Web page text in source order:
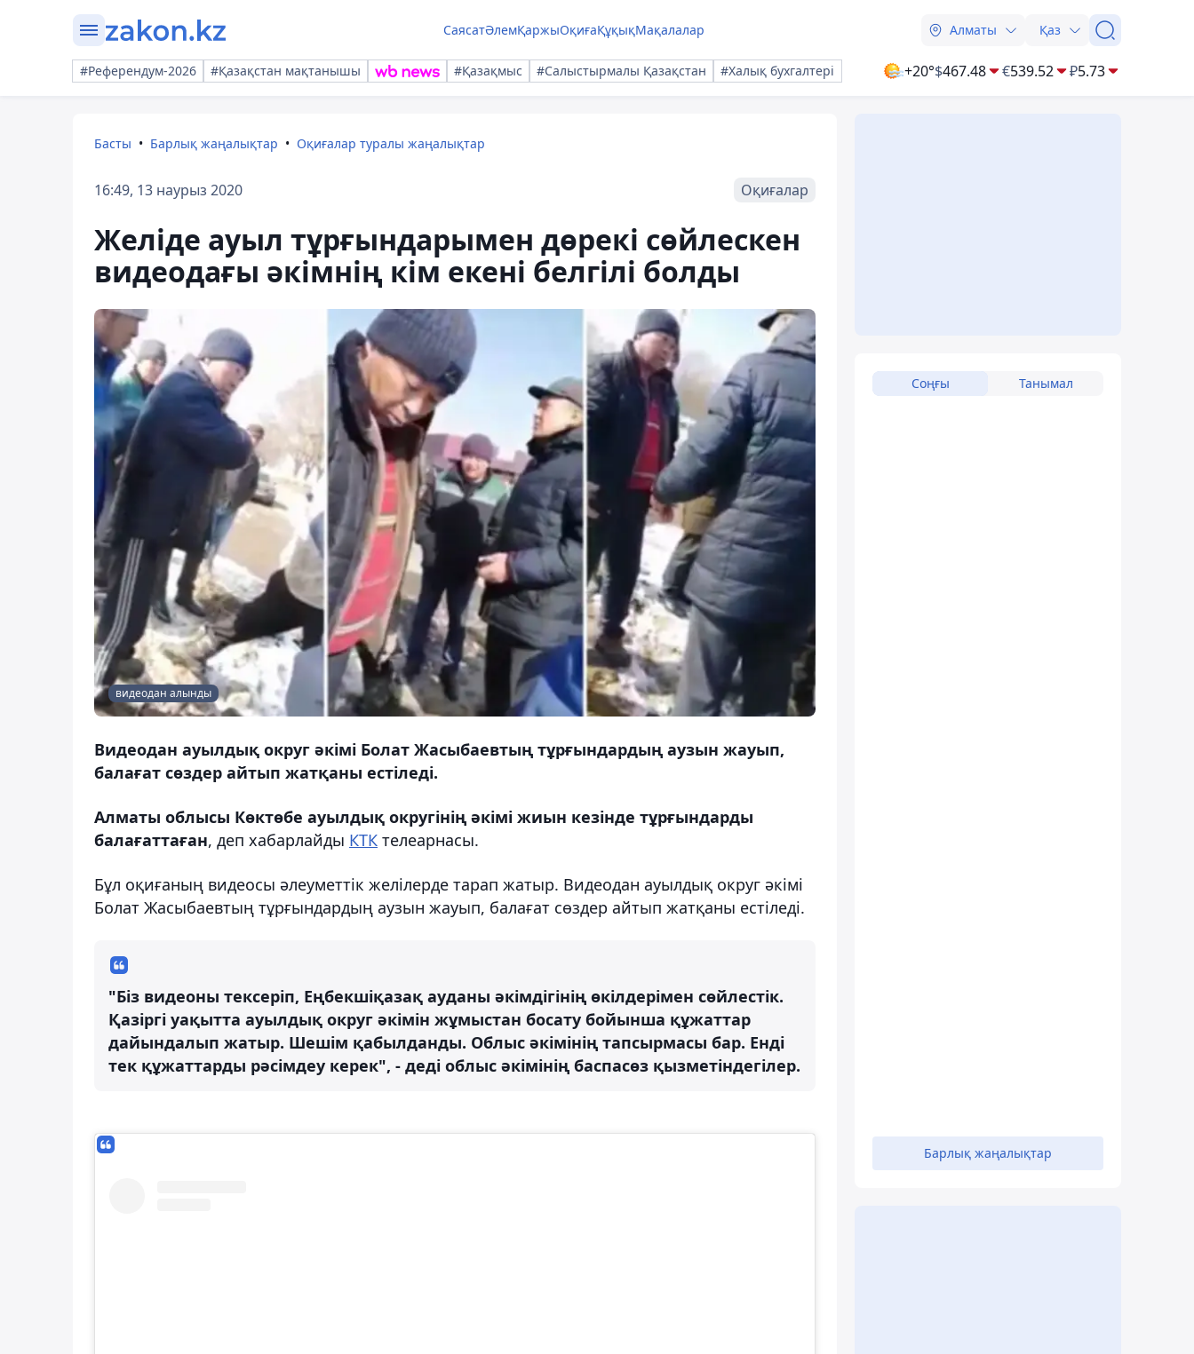
СаясатӘлемҚаржыОқиғаҚұқықМақалалар Алматы Қаз
#Референдум-2026 #Қазақстан мақтанышы #Қазақмыс #Салыстырмалы Қазақстан #Халық бухгалтері +20°$467.48 €539.52 ₽5.73
Басты Барлық жаңалықтар Оқиғалар туралы жаңалықтар
16:49, 13 наурыз 2020 Оқиғалар
Желіде ауыл тұрғындарымен дөрекі сөйлескен
видеодағы әкімнің кім екені белгілі болды
видеодан алынды
Видеодан ауылдық округ әкімі Болат Жасыбаевтың тұрғындардың аузын жауып,
балағат сөздер айтып жатқаны естіледі.
Алматы облысы Көктөбе ауылдық округінің әкімі жиын кезінде тұрғындарды
балағаттаған, деп хабарлайды КТК телеарнасы.
Бұл оқиғаның видеосы әлеуметтік желілерде тарап жатыр. Видеодан ауылдық округ әкімі
Болат Жасыбаевтың тұрғындардың аузын жауып, балағат сөздер айтып жатқаны естіледі.
"Біз видеоны тексеріп, Еңбекшіқазақ ауданы әкімдігінің өкілдерімен сөйлестік.
Қазіргі уақытта ауылдық округ әкімін жұмыстан босату бойынша құжаттар
дайындалып жатыр. Шешім қабылданды. Облыс әкімінің тапсырмасы бар. Енді
тек құжаттарды рәсімдеу керек", - деді облыс әкімінің баспасөз қызметіндегілер.
Соңғы Танымал
Барлық жаңалықтар